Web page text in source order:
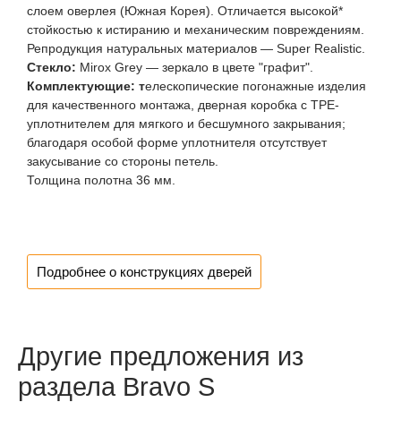
слоем оверлея (Южная Корея). Отличается высокой*
стойкостью к истиранию и механическим повреждениям.
Репродукция натуральных материалов — Super Realistic.
Стекло: Mirox Grey — зеркало в цвете "графит".
Комплектующие: телескопические погонажные изделия
для качественного монтажа, дверная коробка с TPE-
уплотнителем для мягкого и бесшумного закрывания;
благодаря особой форме уплотнителя отсутствует
закусывание со стороны петель.
Толщина полотна 36 мм.
Подробнее о конструкциях дверей
Другие предложения из
раздела Bravo S